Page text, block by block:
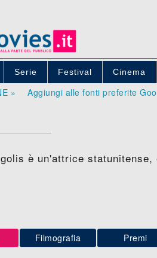
Serie Festival Cinema
» Aggiungi alle fonti preferite
è un'attrice
Filmografia Premi